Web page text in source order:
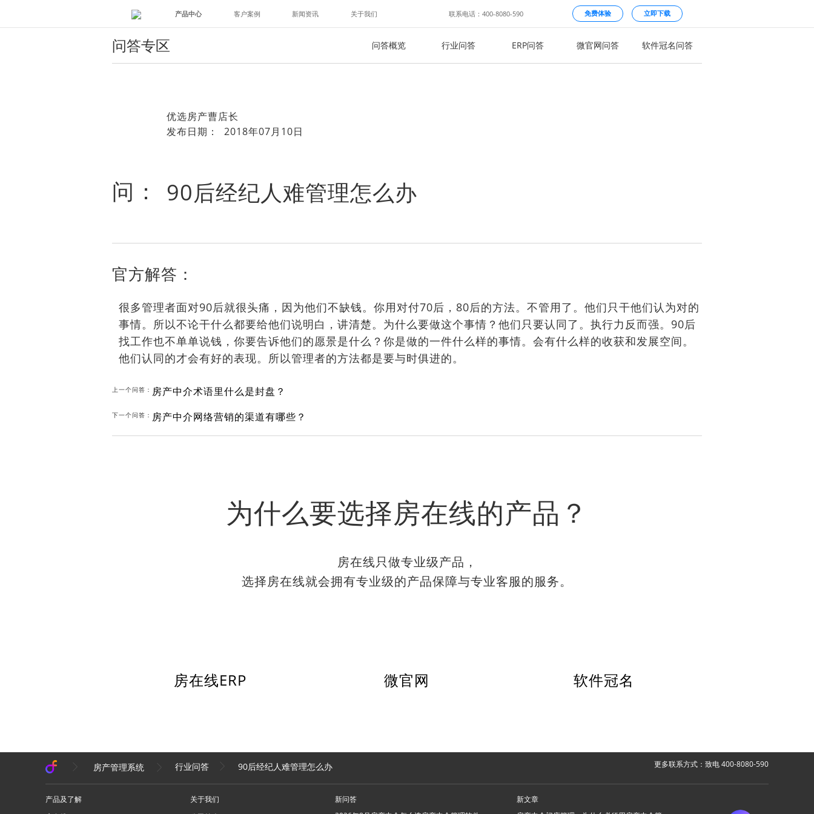
产品中心 客户案例 新闻资讯 关于我们 联系电话：400-8080-590 免费体验 立即下载
问答专区 问答概览 行业问答 ERP问答 微官网问答 软件冠名问答
优选房产曹店长
发布日期： 2018年07月10日
问： 90后经纪人难管理怎么办
官方解答：
很多管理者面对90后就很头痛，因为他们不缺钱。你用对付70后，80后的方法。不管用了。他们只干他们认为对的
事情。所以不论干什么都要给他们说明白，讲清楚。为什么要做这个事情？他们只要认同了。执行力反而强。90后
找工作也不单单说钱，你要告诉他们的愿景是什么？你是做的一件什么样的事情。会有什么样的收获和发展空间。
他们认同的才会有好的表现。所以管理者的方法都是要与时俱进的。
上一个问答： 房产中介术语里什么是封盘？
下一个问答： 房产中介网络营销的渠道有哪些？
为什么要选择房在线的产品？
房在线只做专业级产品，
选择房在线就会拥有专业级的产品保障与专业客服的服务。
房在线ERP 微官网 软件冠名
房产管理系统 行业问答 90后经纪人难管理怎么办 更多联系方式：致电 400-8080-590
产品及了解
关于我们
新问答
新文章